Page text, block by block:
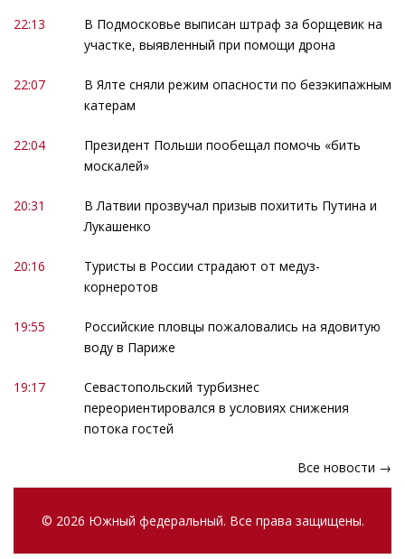
22:13
В Подмосковье выписан штраф за борщевик на
участке, выявленный при помощи дрона
22:07
В Ялте сняли режим опасности по безэкипажным
катерам
22:04
Президент Польши пообещал помочь «бить
москалей»
20:31
В Латвии прозвучал призыв похитить Путина и
Лукашенко
20:16
Туристы в России страдают от медуз-
корнеротов
19:55
Российские пловцы пожаловались на ядовитую
воду в Париже
19:17
Севастопольский турбизнес
переориентировался в условиях снижения
потока гостей
Все новости →
© 2026 Южный федеральный. Все права защищены.